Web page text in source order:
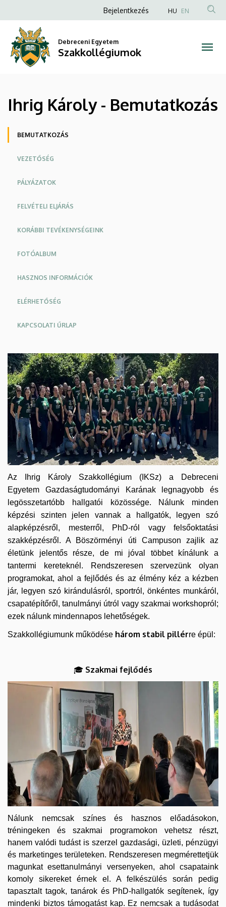
Károly
Bemutatkozás
Szakkollégiumok
a
tartalomra
Anonim
fiók
menüje
Bejelentkezés HU EN
Debreceni Egyetem
Szakkollégiumok
Ihrig Károly - Bemutatkozás
Oldalmenü
BEMUTATKOZÁS
VEZETŐSÉG
PÁLYÁZATOK
FELVÉTELI ELJÁRÁS
KORÁBBI TEVÉKENYSÉGEINK
FOTÓALBUM
HASZNOS INFORMÁCIÓK
ELÉRHETŐSÉG
KAPCSOLATI ŰRLAP
Az Ihrig Károly Szakkollégium (IKSz) a Debreceni
Egyetem Gazdaságtudományi Karának legnagyobb és
legösszetartóbb hallgatói közössége. Nálunk minden
képzési szinten jelen vannak a hallgatók, legyen szó
alapképzésről, mesterről, PhD-ról vagy felsőoktatási
szakképzésről. A Böszörményi úti Campuson zajlik az
életünk jelentős része, de mi jóval többet kínálunk a
tantermi kereteknél. Rendszeresen szervezünk olyan
programokat, ahol a fejlődés és az élmény kéz a kézben
jár, legyen szó kirándulásról, sportról, önkéntes munkáról,
csapatépítőről, tanulmányi útról vagy szakmai workshopról;
ezek nálunk mindennapos lehetőségek.
Szakkollégiumunk működése három stabil pillérre épül:
🎓 Szakmai fejlődés
Nálunk nemcsak színes és hasznos előadásokon,
tréningeken és szakmai programokon vehetsz részt,
hanem valódi tudást is szerzel gazdasági, üzleti, pénzügyi
és marketinges területeken. Rendszeresen megmérettetjük
magunkat esettanulmányi versenyeken, ahol csapataink
komoly sikereket érnek el. A felkészülés során pedig
tapasztalt tagok, tanárok és PhD-hallgatók segítenek, így
mindenki biztos támogatást kap. Ez nemcsak a tudásodat